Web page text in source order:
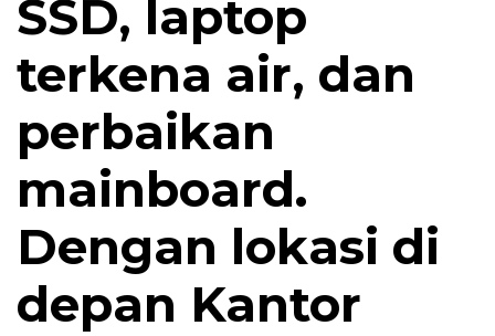
SSD, laptop
terkena air, dan
perbaikan
mainboard.
Dengan lokasi di
depan Kantor